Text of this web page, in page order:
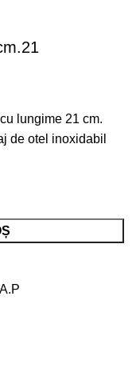
lungime 21 cm.
de otel inoxidabil